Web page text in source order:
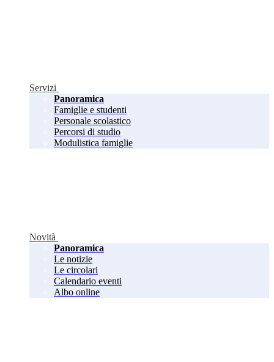
Servizi
Panoramica
Famiglie e studenti
Personale scolastico
Percorsi di studio
Modulistica famiglie
Novità
Panoramica
Le notizie
Le circolari
Calendario eventi
Albo online